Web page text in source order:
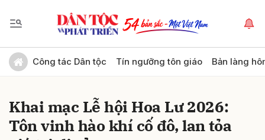
Công tác Dân tộc Tín ngưỡng tôn giáo Bản làng
Khai mạc Lễ hội Hoa Lư 2026:
Tôn vinh hào khí cố đô, lan tỏa
Gửi bình luận